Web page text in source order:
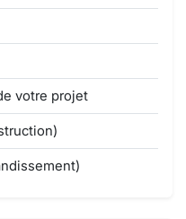
votre projet